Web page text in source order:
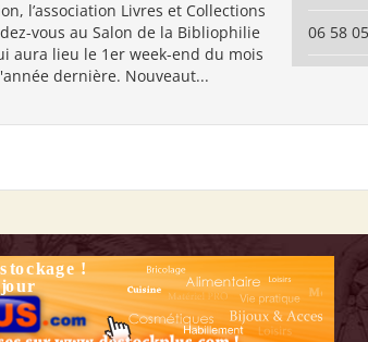
l’association Livres et Collections
vous au Salon de la Bibliophilie
aura lieu le 1er week-end du mois
dernière. Nouveaut...
06 58